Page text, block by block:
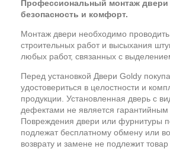
Профессиональный монтаж
безопасность и комфорт.
Монтаж двери необходимо
строительных работ и высыхания
любых работ, связанных с
Перед установкой Двери Goldy
удостовериться в целостности и
продукции. Установленная дверь с
дефектами не является гарантийным
Повреждения двери или фурнитуры
подлежат бесплатному обмену или
возврату и замене не подлежит